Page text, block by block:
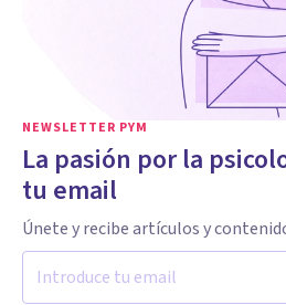
NEWSLETTER PYM
La pasión por la
tu email
Únete y recibe artículos y